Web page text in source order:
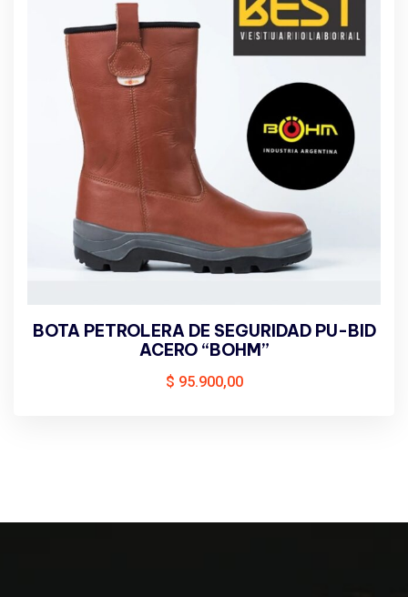
BOTA PETROLERA DE SEGURIDAD PU-BID
ACERO “BOHM”
$ 95.900,00